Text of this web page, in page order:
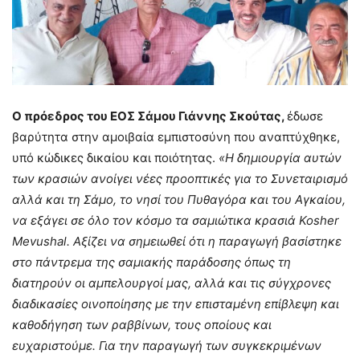
Ο πρόεδρος του ΕΟΣ Σάμου Γιάννης Σκούτας,έδωσε
βαρύτητα στην αμοιβαία εμπιστοσύνη που αναπτύχθηκε,
υπό κώδικες δικαίου και ποιότητας. «H δημιουργία αυτών
των κρασιών ανοίγει νέες προοπτικές για το Συνεταιρισμό
αλλά και τη Σάμο, το νησί του Πυθαγόρα και του Αγκαίου,
να εξάγει σε όλο τον κόσμο τα σαμιώτικα κρασιά Kosher
Mevushal. Αξίζει να σημειωθεί ότι η παραγωγή βασίστηκε
στο πάντρεμα της σαμιακής παράδοσης όπως τη
διατηρούν οι αμπελουργοί μας, αλλά και τις σύγχρονες
διαδικασίες οινοποίησης με την επισταμένη επίβλεψη και
καθοδήγηση των ραββίνων, τους οποίους και
ευχαριστούμε. Για την παραγωγή των συγκεκριμένων